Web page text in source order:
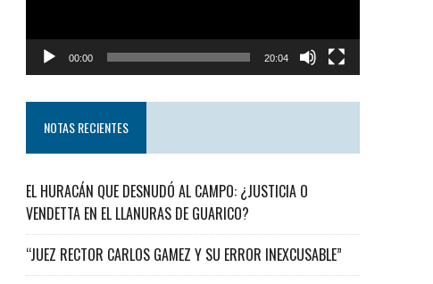
00:00 20:04
NOTAS RECIENTES
EL HURACÁN QUE DESNUDÓ AL CAMPO: ¿JUSTICIA O
VENDETTA EN EL LLANURAS DE GUARICO?
“JUEZ RECTOR CARLOS GAMEZ Y SU ERROR INEXCUSABLE”